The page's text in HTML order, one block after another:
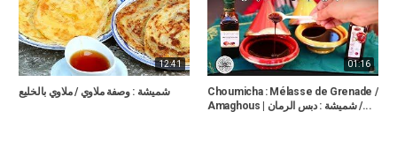
12:41
شميشة : وصفة ملاوي / ملاوي بالخليع
01:16
Choumicha : Mélasse de Grenade /
Amaghous | شميشة : دبس الرمان /...